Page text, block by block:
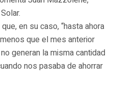
en su caso, “hasta ahora
que el mes anterior
generan la misma cantidad
nos pasaba de ahorrar